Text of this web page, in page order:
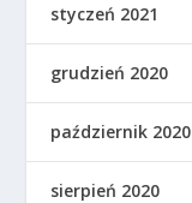
styczeń 2021
grudzień 2020
październik 2020
sierpień 2020